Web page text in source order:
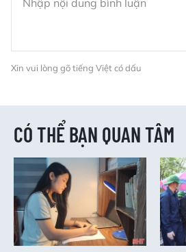
Xin vui lòng gõ tiếng Việt có dấu
CÓ THỂ BẠN QUAN TÂM